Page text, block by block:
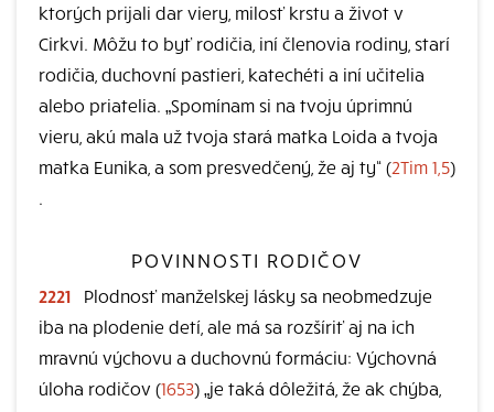
ktorých prijali dar viery, milosť krstu a život v
Cirkvi. Môžu to byť rodičia, iní členovia rodiny, starí
rodičia, duchovní pastieri, katechéti a iní učitelia
alebo priatelia. „Spomínam si na tvoju úprimnú
vieru, akú mala už tvoja stará matka Loida a tvoja
matka Eunika, a som presvedčený, že aj ty“ (2Tim 1,5)
.
POVINNOSTI RODIČOV
2221
Plodnosť manželskej lásky sa neobmedzuje
iba na plodenie detí, ale má sa rozšíriť aj na ich
mravnú výchovu a duchovnú formáciu: Výchovná
úloha rodičov (1653) „je taká dôležitá, že ak chýba,